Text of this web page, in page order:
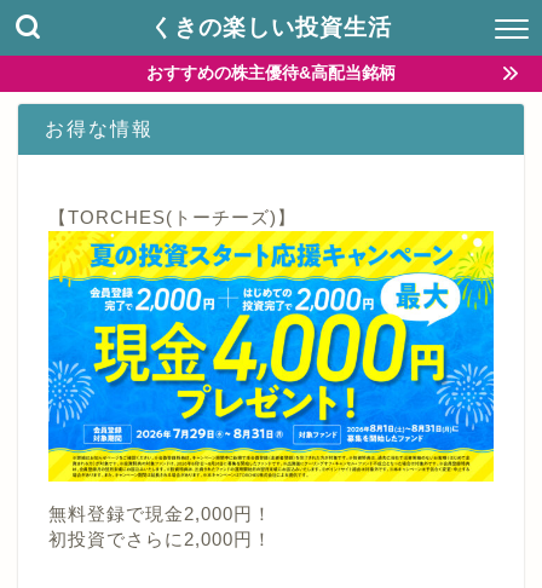
くきの楽しい投資生活
おすすめの株主優待&高配当銘柄
お得な情報
【TORCHES(トーチーズ)】
無料登録で現金2,000円！
初投資でさらに2,000円！